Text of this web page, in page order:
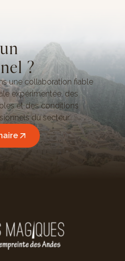
?
une collaboration fiable
expérimentée, des
et des conditions
du secteur.